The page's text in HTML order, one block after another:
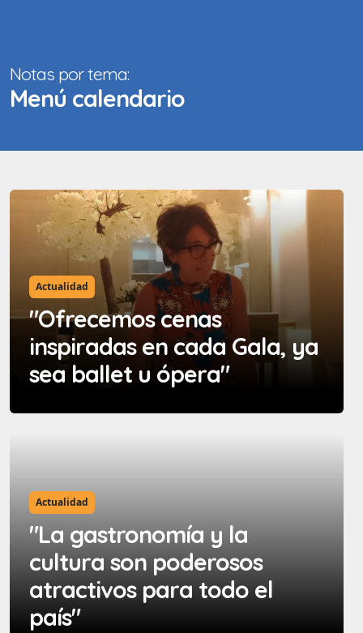
Notas por tema:
Menú calendario
Actualidad
"Ofrecemos cenas
inspiradas en cada Gala, ya
sea ballet u ópera"
Actualidad
"La gastronomía y la
cultura son poderosos
atractivos para todo el
país"